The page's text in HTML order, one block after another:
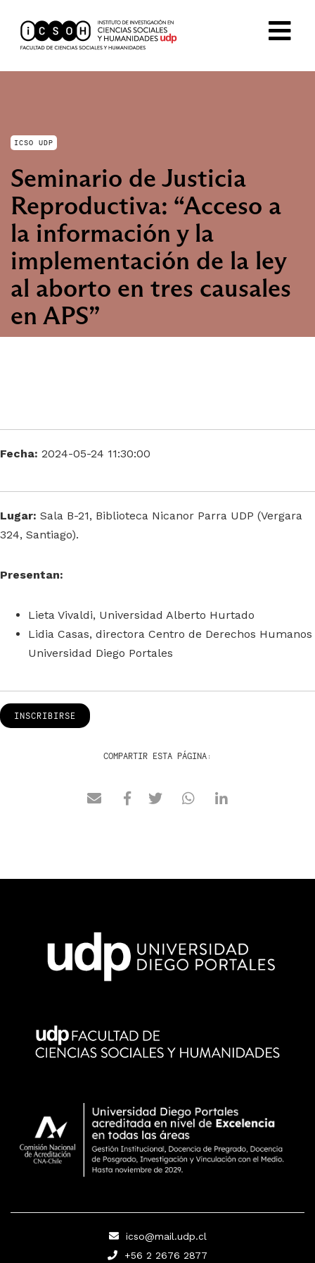
ICSO UDP
Seminario de Justicia
Reproductiva: “Acceso a
la información y la
implementación de la ley
al aborto en tres causales
en APS”
Fecha: 2024-05-24 11:30:00
Lugar: Sala B-21, Biblioteca Nicanor Parra UDP (Vergara
324, Santiago).
Presentan:
Lieta Vivaldi, Universidad Alberto Hurtado
Lidia Casas, directora Centro de Derechos Humanos
Universidad Diego Portales
INSCRIBIRSE
COMPARTIR ESTA PÁGINA:
icso@mail.udp.cl
+56 2 2676 2877